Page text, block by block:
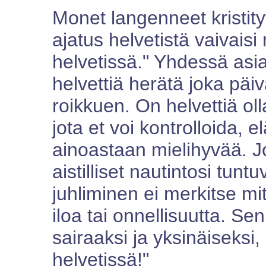
Monet langenneet
ajatus helvetistä
helvetissä." Yhdessä
helvettiä herätä joka
roikkuen. On helvettiä
jota et voi kontrolloida,
ainoastaan mielihyvää.
aistilliset nautintosi
juhliminen ei merkitse
iloa tai onnellisuutta.
sairaaksi ja
helvetissä!"